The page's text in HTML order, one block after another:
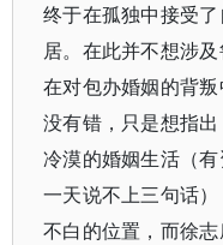
终于在孤独中接受
居。在此并不想涉
在对包办婚姻的背
没有错，只是想指
冷漠的婚姻生活（
一天说不上三句话
不白的位置，而徐